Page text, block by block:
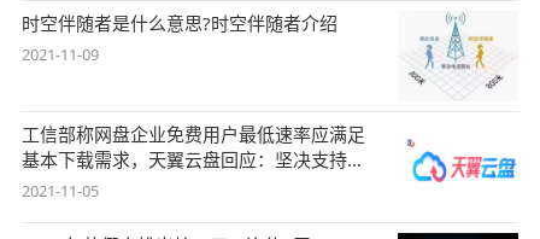
时空伴随者是什么意思?时空伴随者介绍
2021-11-09
工信部称网盘企业免费用户最低速率应满足
基本下载需求，天翼云盘回应：坚决支持，
始终
2021-11-05